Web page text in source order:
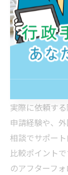
する際、行政
イントです。
の専門知識を
りとりをサポ
実績や対応力
実際に依頼す
申請経験や、
相談でサポー
比較ポイント
のアフターフ